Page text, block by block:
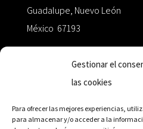
Gestionar el
las cookies
Para ofrecer las mejores experiencias,
para almacenar y/o acceder a la
Guadalupe, Nuevo León
México 67193
+52 811.499.5638